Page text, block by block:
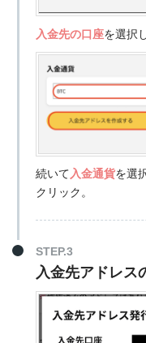
入金先の口座を選択
続いて入金通貨を選
クリック。
STEP.3
入金先アドレス